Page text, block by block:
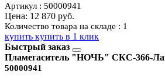
Артикул : 50000941
Цена: 12 870 руб.
Количество товара на складе : 1
купить купить в 1 клик
Быстрый заказ
Пламегаситель "НОЧЬ" СКС-366-
50000941